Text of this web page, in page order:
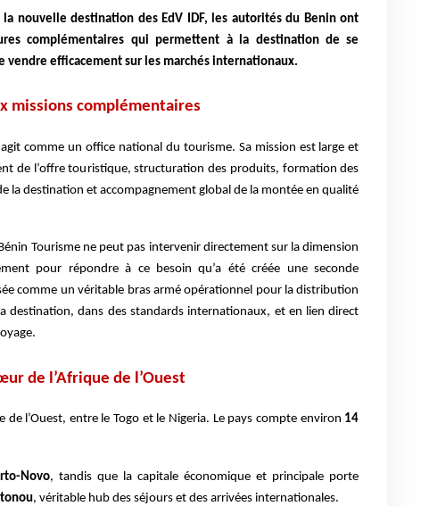
nouvelle destination des EdV IDF, les autorités du Benin ont
complémentaires qui permettent à la destination de se
vendre efficacement sur les marchés internationaux.
missions complémentaires
agit comme un office national du tourisme. Sa mission est large et
de l’offre touristique, structuration des produits, formation des
la destination et accompagnement global de la montée en qualité
Tourisme ne peut pas intervenir directement sur la dimension
pour répondre à ce besoin qu’a été créée une seconde
comme un véritable bras armé opérationnel pour la distribution
destination, dans des standards internationaux, et en lien direct
de l’Afrique de l’Ouest
de l’Ouest, entre le Togo et le Nigeria. Le pays compte environ 14
Novo, tandis que la capitale économique et principale porte
, véritable hub des séjours et des arrivées internationales.